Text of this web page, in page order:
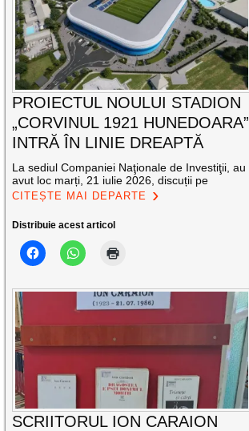
PROIECTUL NOULUI STADION
„CORVINUL 1921 HUNEDOARA”
INTRĂ ÎN LINIE DREAPTĂ
La sediul Companiei Naţionale de Investiţii, au
avut loc marți, 21 iulie 2026, discuții pe
CITEȘTE MAI DEPARTE
Distribuie acest articol
SCRIITORUL ION CARAION